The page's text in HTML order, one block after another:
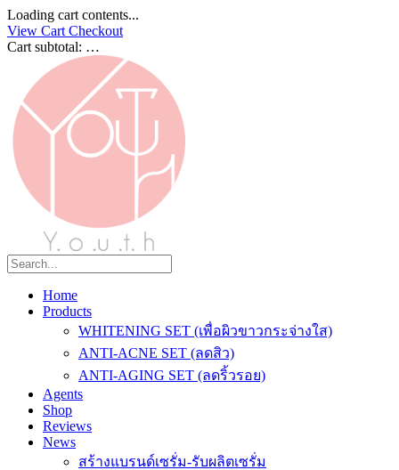
Loading cart contents...
View Cart Checkout
Cart subtotal: …
Home
Products
WHITENING SET (เพื่อผิวขาวกระจ่างใส)
ANTI-ACNE SET (ลดสิว)
ANTI-AGING SET (ลดริ้วรอย)
Agents
Shop
Reviews
News
สร้างแบรนด์เซรั่ม-รับผลิตเซรั่ม